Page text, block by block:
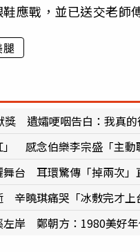
應戰，並已送交老師
腿
獎 遺孀哽咽告白：我真的
」 感念伯樂李宗盛「主動
台 耳環驚傳「掉兩次」
辛曉琪痛哭「冰敷完才上
左岸 鄭朝方：1980美好